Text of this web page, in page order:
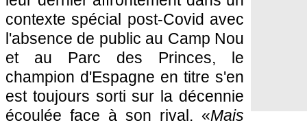
contexte spécial post-Covid avec
l'absence de public au Camp Nou
et au Parc des Princes, le
champion d'Espagne en titre s'en
est toujours sorti sur la décennie
écoulée face à son rival. «Mais